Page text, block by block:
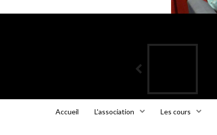
Accueil L'association Les cours